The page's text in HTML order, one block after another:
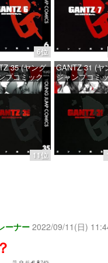
6位
価格：¥100 価格
11位
35 (ヤング
プコミック
価格：¥100
GANTZ 31 (ヤ
ジャンプコミ
スDIGITAL)
価格
ーナー 2022/09/11(日)